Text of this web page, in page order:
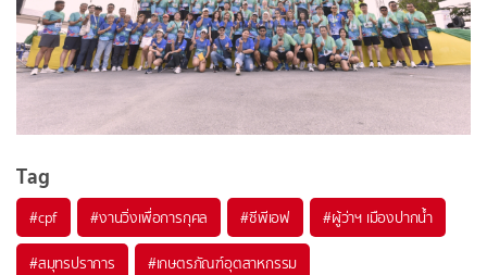
Tag
#cpf #งานวิ่งเพื่อการกุศล #ซีพีเอฟ #ผู้ว่าฯ เมืองปากน้ำ
#สมุทรปราการ #เกษตรภัณฑ์อุตสาหกรรม